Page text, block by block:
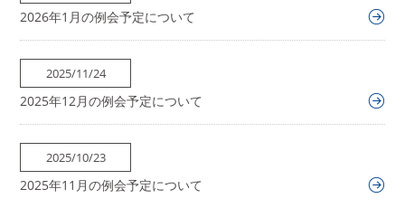
2026年1月の例会予定について
2025/11/24
2025年12月の例会予定について
2025/10/23
2025年11月の例会予定について